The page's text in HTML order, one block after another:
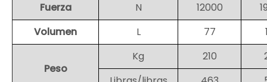
Fuerza
N 12000
Volumen
L 77
Peso
Kg 210